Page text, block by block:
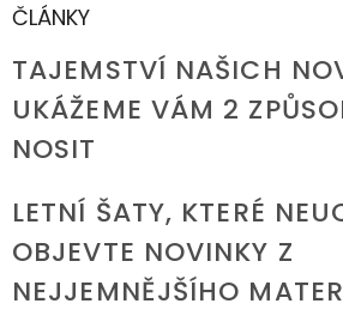
ČLÁNKY
TAJEMSTVÍ NAŠICH
UKÁŽEME VÁM 2
NOSIT
LETNÍ ŠATY, KTERÉ
OBJEVTE NOVINKY Z
NEJJEMNĚJŠÍHO